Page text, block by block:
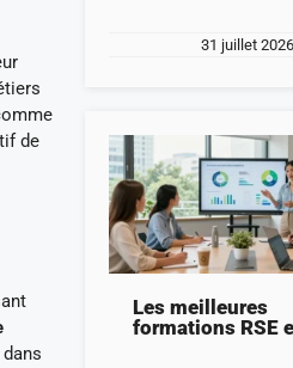
de
31 juillet 2026
Les meilleures
formations RSE